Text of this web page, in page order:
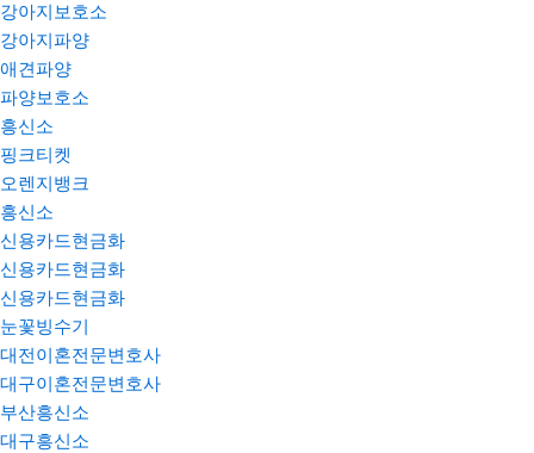
강아지보호소
강아지파양
애견파양
파양보호소
흥신소
핑크티켓
오렌지뱅크
흥신소
신용카드현금화
신용카드현금화
신용카드현금화
눈꽃빙수기
대전이혼전문변호사
대구이혼전문변호사
부산흥신소
대구흥신소